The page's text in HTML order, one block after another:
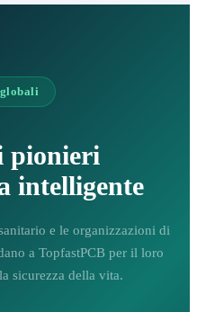
pionieri
intelligente
e le organizzazioni di
a TopfastPCB per il loro
sicurezza della vita.